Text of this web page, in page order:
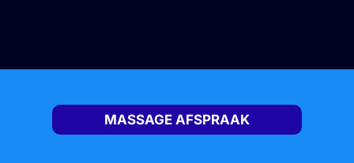
MASSAGE AFSPRAAK